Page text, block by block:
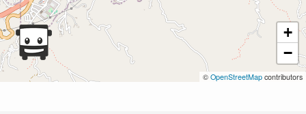
+
−
© OpenStreetMap contributors